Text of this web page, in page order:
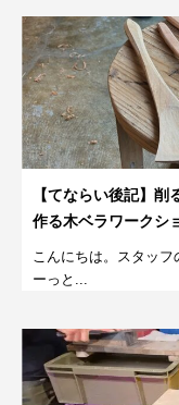
【てならい後記】
作る木ベラワークシ
こんにちは。スタッ
ーっと...